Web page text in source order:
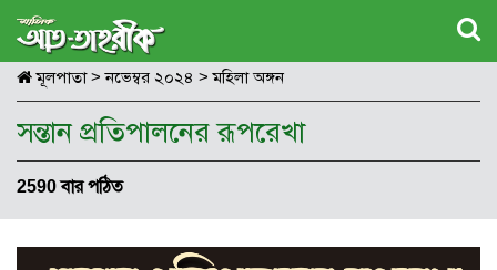
মূলপাতা> নভেম্বর ২০২৪ > মহিলা অঙ্গন
সন্তান প্রতিপালনের রূপরেখা
2590 বার পঠিত